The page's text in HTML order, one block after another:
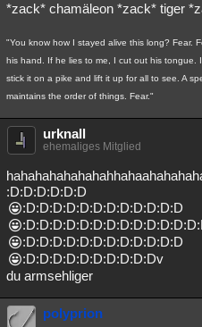
*zack* chamäleon *zack* tiger
"You know how I stayed alive this long? Fear.
his hand. If he lies to me, I cut out his tongue.
stick it on a pike and lift it up for all to see. A
maintains the order of things. Fear."
urknall
ehemaliges Mitglied
:D:D:D:D:D:D
:D:D:D:D:D:D:D:D:D:D:D:D
:D:D:D:D:D:D:D:D:D:D:D:D
:D:D:D:D:D:D:D:D:D:Dv
du armsehliger
polyprion